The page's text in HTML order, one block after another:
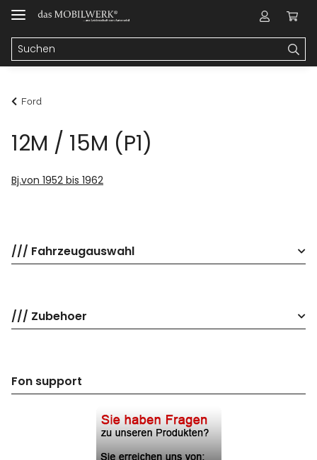
Ford
12M / 15M (P1)
Bj.von 1952 bis 1962
/// Fahrzeugauswahl
/// Zubehoer
Fon support